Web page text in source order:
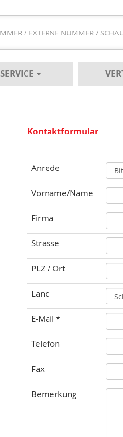
SERVICE
Kontaktformular
Anrede
Vorname/Name
Firma
Strasse
PLZ / Ort
Land
E-Mail *
Telefon
Fax
Bemerkung